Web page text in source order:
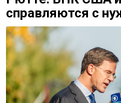
справляются с